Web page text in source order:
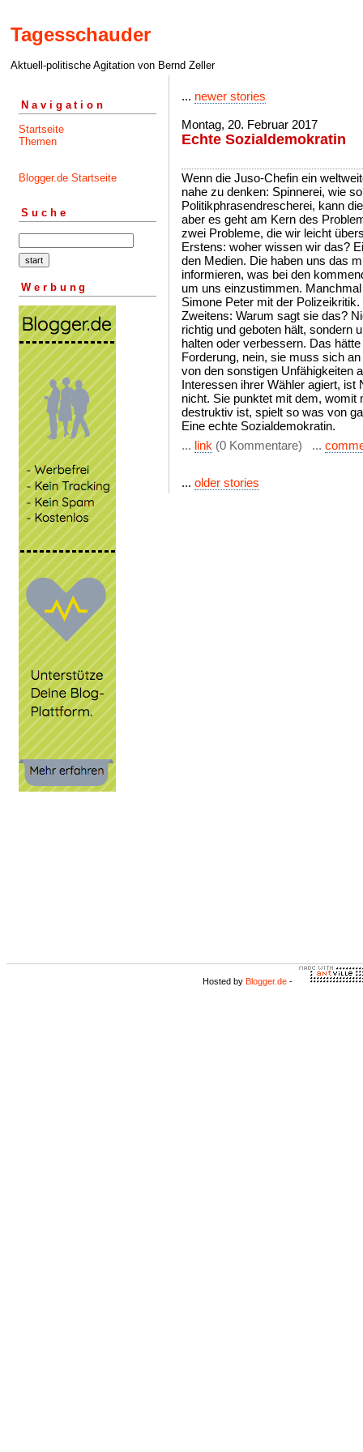
Tagesschauder
Aktuell-politische Agitation von Bernd Zeller
Navigation
Startseite
Themen
Blogger.de Startseite
Suche
Werbung
... newer stories
Montag, 20. Februar 2017
Echte Sozialdemokratin
Wenn die Juso-Chefin ein
nahe zu denken: Spinnerei, wie
Politikphrasendrescherei, kann
aber es geht am Kern des
zwei Probleme, die wir leicht
Erstens: woher wissen wir das?
den Medien. Die haben uns das
informieren, was bei den
um uns einzustimmen.
Simone Peter mit der Polizeikritik.
Zweitens: Warum sagt sie das?
richtig und geboten hält, sondern
halten oder verbessern. Das
Forderung, nein, sie muss sich
von den sonstigen Unfähigkeiten
Interessen ihrer Wähler agiert,
nicht. Sie punktet mit dem,
destruktiv ist, spielt so was von
Eine echte Sozialdemokratin.
... link (0 Kommentare) ...
... older stories
Hosted by Blogger.de -